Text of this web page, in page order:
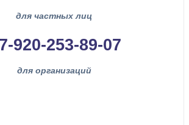
для частных лиц
920-253-89-07
для организаций